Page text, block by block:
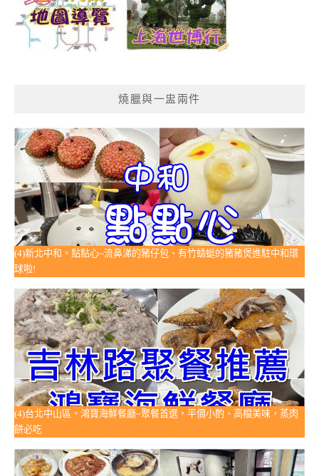
燒臘與一盅兩件
(4)新北中和。點點心~流鼻涕的豬仔包、有竹蜻蜓的豬豬煲進駐中和環
球啦!
(4)台北中山區。鴻寶海鮮餐廳~聚餐首選，平價小酌、高檔美味，蒸肉
餅必吃